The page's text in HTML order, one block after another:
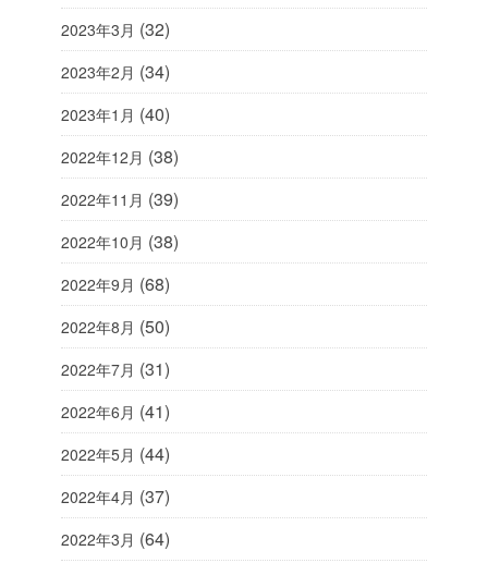
2023年3月 (32)
2023年2月 (34)
2023年1月 (40)
2022年12月 (38)
2022年11月 (39)
2022年10月 (38)
2022年9月 (68)
2022年8月 (50)
2022年7月 (31)
2022年6月 (41)
2022年5月 (44)
2022年4月 (37)
2022年3月 (64)